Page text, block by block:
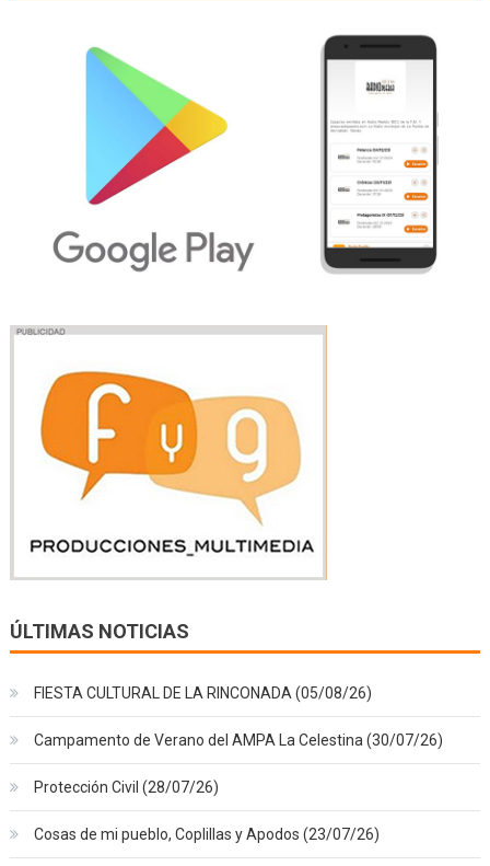
ÚLTIMAS NOTICIAS
FIESTA CULTURAL DE LA RINCONADA (05/08/26)
Campamento de Verano del AMPA La Celestina (30/07/26)
Protección Civil (28/07/26)
Cosas de mi pueblo, Coplillas y Apodos (23/07/26)